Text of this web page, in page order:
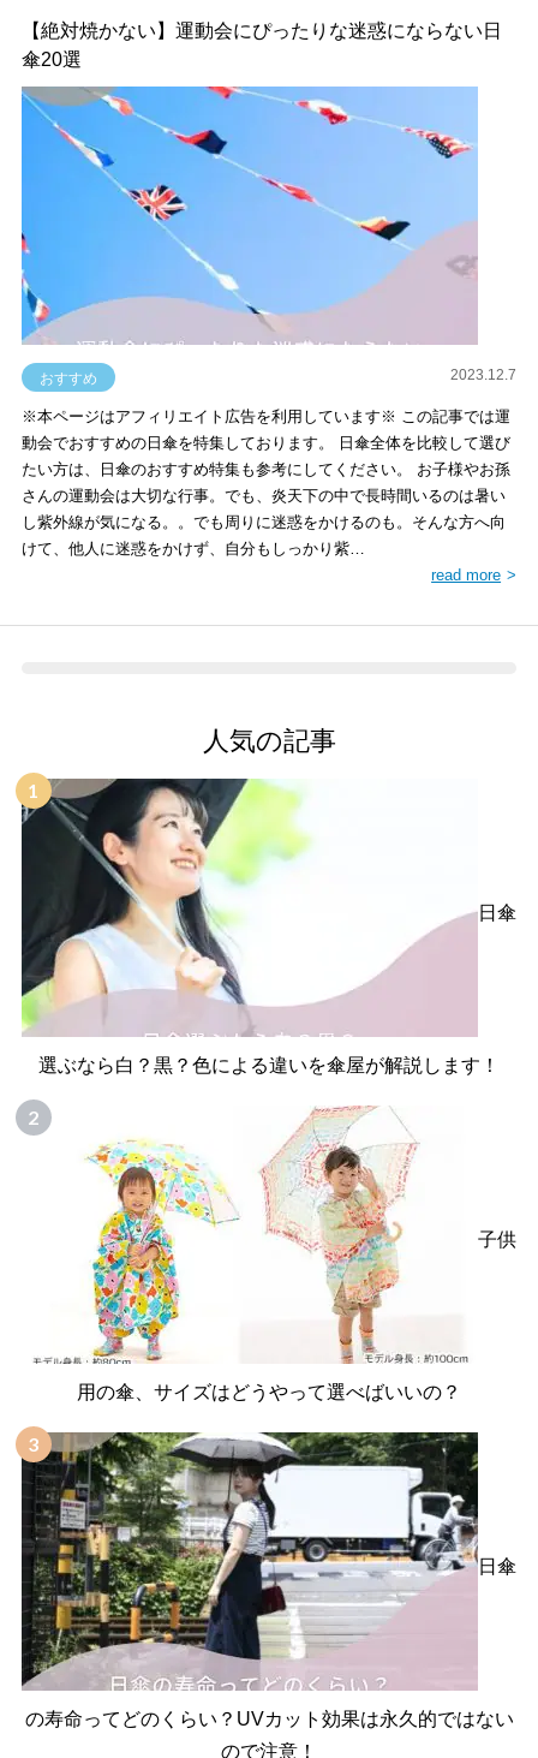
【絶対焼かない】運動会にぴったりな迷惑にならない日
傘20選
おすすめ 2023.12.7
※本ページはアフィリエイト広告を利用しています※ この記事では運
動会でおすすめの日傘を特集しております。 日傘全体を比較して選び
たい方は、日傘のおすすめ特集も参考にしてください。 お子様やお孫
さんの運動会は大切な行事。でも、炎天下の中で長時間いるのは暑い
し紫外線が気になる。。でも周りに迷惑をかけるのも。そんな方へ向
けて、他人に迷惑をかけず、自分もしっかり紫…
read more
人気の記事
日傘
選ぶなら白？黒？色による違いを傘屋が解説します！
子供
用の傘、サイズはどうやって選べばいいの？
日傘
の寿命ってどのくらい？UVカット効果は永久的ではない
ので注意！